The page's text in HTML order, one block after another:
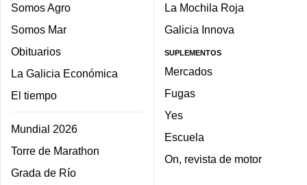
Somos Agro
Somos Mar
Obituarios
La Galicia Económica
El tiempo
Mundial 2026
Torre de Marathon
Grada de Río
La Mochila Roja
Galicia Innova
SUPLEMENTOS
Mercados
Fugas
Yes
Escuela
On, revista de motor